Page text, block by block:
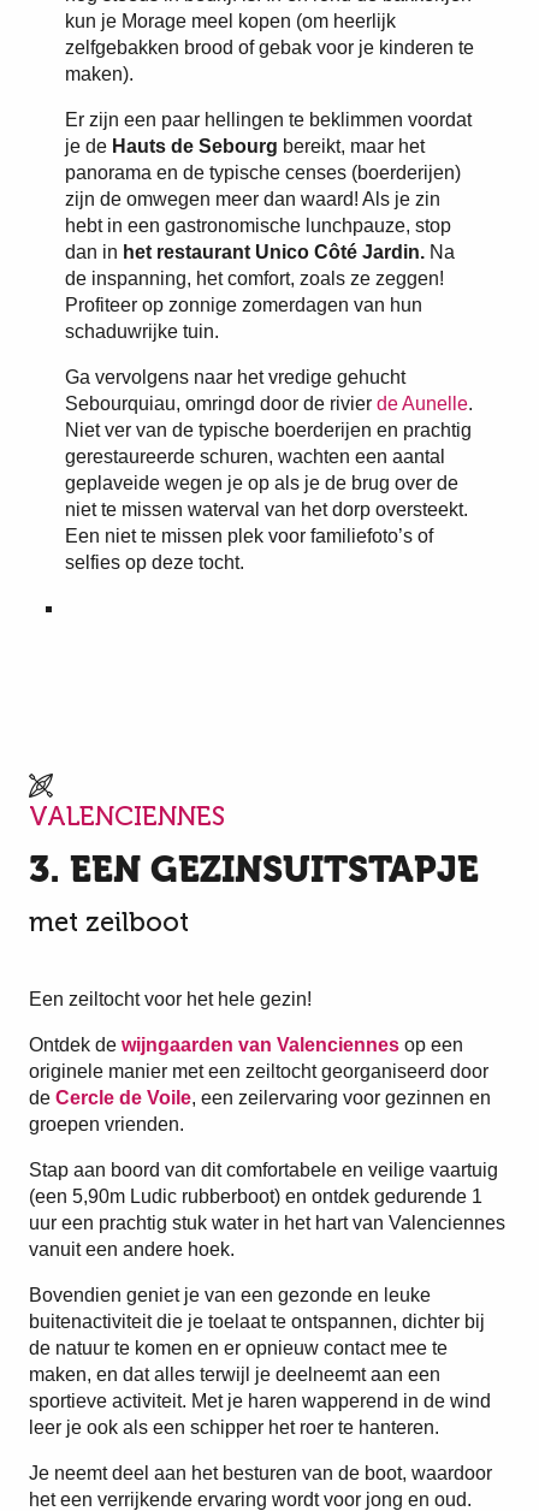
kun je Morage meel kopen (om heerlijk
zelfgebakken brood of gebak voor je kinderen te
maken).
Er zijn een paar hellingen te beklimmen voordat
je de Hauts de Sebourg bereikt, maar het
panorama en de typische censes (boerderijen)
zijn de omwegen meer dan waard! Als je zin
hebt in een gastronomische lunchpauze, stop
dan in het restaurant Unico Côté Jardin. Na
de inspanning, het comfort, zoals ze zeggen!
Profiteer op zonnige zomerdagen van hun
schaduwrijke tuin.
Ga vervolgens naar het vredige gehucht
Sebourquiau, omringd door de rivier de Aunelle.
Niet ver van de typische boerderijen en prachtig
gerestaureerde schuren, wachten een aantal
geplaveide wegen je op als je de brug over de
niet te missen waterval van het dorp oversteekt.
Een niet te missen plek voor familiefoto’s of
selfies op deze tocht.
VALENCIENNES
3. EEN GEZINSUITSTAPJE
met zeilboot
Een zeiltocht voor het hele gezin!
Ontdek de wijngaarden van Valenciennes op een
originele manier met een zeiltocht georganiseerd door
de Cercle de Voile, een zeilervaring voor gezinnen en
groepen vrienden.
Stap aan boord van dit comfortabele en veilige vaartuig
(een 5,90m Ludic rubberboot) en ontdek gedurende 1
uur een prachtig stuk water in het hart van Valenciennes
vanuit een andere hoek.
Bovendien geniet je van een gezonde en leuke
buitenactiviteit die je toelaat te ontspannen, dichter bij
de natuur te komen en er opnieuw contact mee te
maken, en dat alles terwijl je deelneemt aan een
sportieve activiteit. Met je haren wapperend in de wind
leer je ook als een schipper het roer te hanteren.
Je neemt deel aan het besturen van de boot, waardoor
het een verrijkende ervaring wordt voor jong en oud.